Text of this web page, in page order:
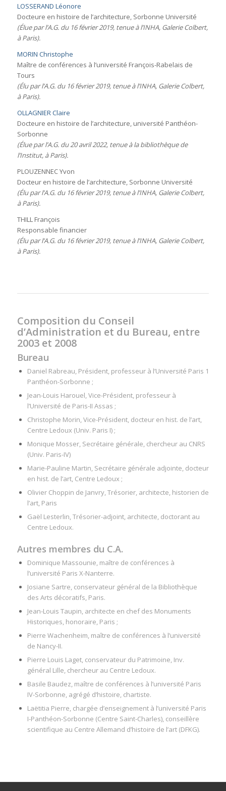
LOSSERAND Léonore
Docteure en histoire de l’architecture, Sorbonne Université
(Élue par l’A.G. du 16 février 2019, tenue à l’INHA, Galerie Colbert,
à Paris).
MORIN Christophe
Maître de conférences à l’université François-Rabelais de
Tours
(Élu par l’A.G. du 16 février 2019, tenue à l’INHA, Galerie Colbert,
à Paris).
OLLAGNIER Claire
Docteure en histoire de l’architecture, université Panthéon-
Sorbonne
(Élue par l’A.G. du 20 avril 2022, tenue à la bibliothèque de
l’Institut, à Paris).
PLOUZENNEC Yvon
Docteur en histoire de l’architecture, Sorbonne Université
(Élu par l’A.G. du 16 février 2019, tenue à l’INHA, Galerie Colbert,
à Paris).
THILL François
Responsable financier
(Élu par l’A.G. du 16 février 2019, tenue à l’INHA, Galerie Colbert,
à Paris).
Composition du Conseil
d’Administration et du Bureau, entre
2003 et 2008
Bureau
Daniel Rabreau, Président, professeur à l’Université Paris 1
Panthéon-Sorbonne ;
Jean-Louis Harouel, Vice-Président, professeur à
l’Université de Paris-II Assas ;
Christophe Morin, Vice-Président, docteur en hist. de l’art,
Centre Ledoux (Univ. Paris I) ;
Monique Mosser, Secrétaire générale, chercheur au CNRS
(Univ. Paris-IV)
Marie-Pauline Martin, Secrétaire générale adjointe, docteur
en hist. de l’art, Centre Ledoux ;
Olivier Choppin de Janvry, Trésorier, architecte, historien de
l’art, Paris
Gaël Lesterlin, Trésorier-adjoint, architecte, doctorant au
Centre Ledoux.
Autres membres du C.A.
Dominique Massounie, maître de conférences à
l’université Paris X-Nanterre.
Josiane Sartre, conservateur général de la Bibliothèque
des Arts décoratifs, Paris.
Jean-Louis Taupin, architecte en chef des Monuments
Historiques, honoraire, Paris ;
Pierre Wachenheim, maître de conférences à l’université
de Nancy-II.
Pierre Louis Laget, conservateur du Patrimoine, Inv.
général Lille, chercheur au Centre Ledoux.
Basile Baudez, maître de conférences à l’université Paris
IV-Sorbonne, agrégé d’histoire, chartiste.
Laëtitia Pierre, chargée d’enseignement à l’université Paris
I-Panthéon-Sorbonne (Centre Saint-Charles), conseillère
scientifique au Centre Allemand d’histoire de l’art (DFKG).